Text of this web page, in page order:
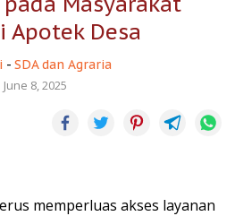
Apotek Desa
- SDA dan Agraria
June 8, 2025
memperluas akses layanan